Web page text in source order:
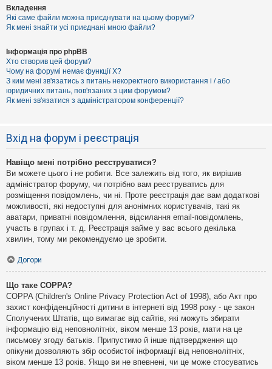
Вкладення
Які саме файли можна приєднувати на цьому форумі?
Як мені знайти усі приєднані мною файли?
Інформація про phpBB
Хто створив цей форум?
Чому на форумі немає функції X?
З ким мені зв'язатись з питань некоректного використання і / або
юридичних питань, пов'язаних з цим форумом?
Як мені зв'язатися з адміністратором конференції?
Вхід на форум і реєстрація
Навіщо мені потрібно реєструватися?
Ви можете цього і не робити. Все залежить від того, як вирішив
адміністратор форуму, чи потрібно вам реєструватись для
розміщення повідомлень, чи ні. Проте реєстрація дає вам додаткові
можливості, які недоступні для анонімних користувачів, такі як
аватари, приватні повідомлення, відсилання email-повідомлень,
участь в групах і т. д. Реєстрація займе у вас всього декілька
хвилин, тому ми рекомендуємо це зробити.
Догори
Що таке COPPA?
COPPA (Children's Online Privacy Protection Act of 1998), або Акт про
захист конфіденційності дитини в інтернеті від 1998 року - це закон
Сполучених Штатів, що вимагає від сайтів, які можуть збирати
інформацію від неповнолітніх, віком менше 13 років, мати на це
письмову згоду батьків. Припустимо й інше підтвердження що
опікуни дозволяють збір особистої інформації від неповнолітніх,
віком менше 13 років. Якщо ви не впевнені, чи це може стосуватись